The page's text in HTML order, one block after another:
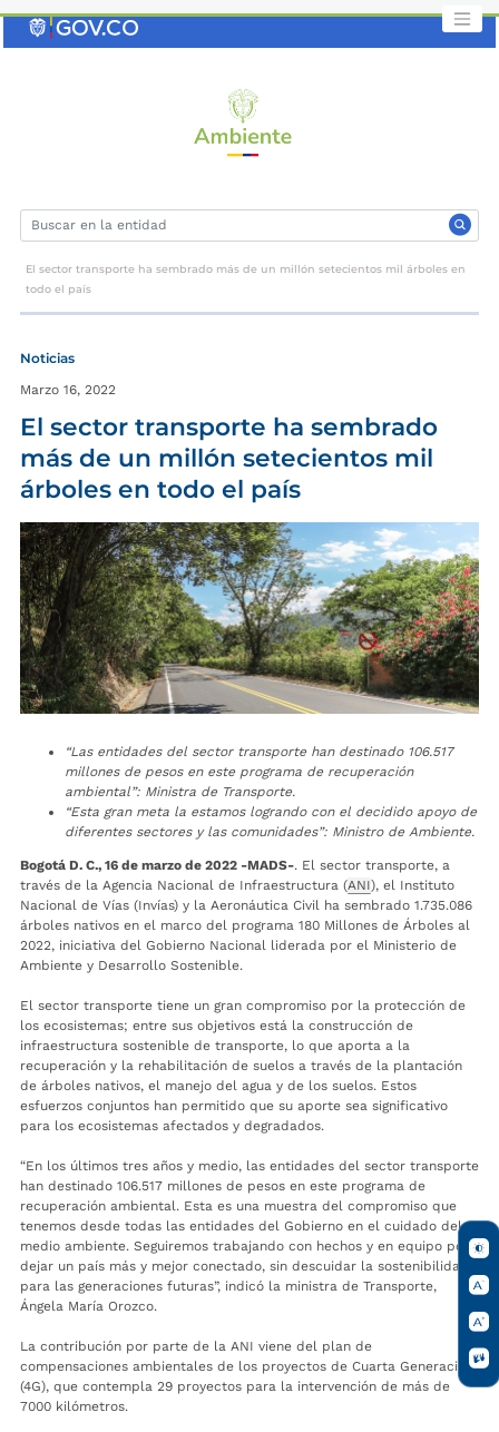
El sector transporte ha sembrado más de un millón setecientos mil árboles en
todo el país
Noticias
Marzo 16, 2022
El sector transporte ha sembrado
más de un millón setecientos mil
árboles en todo el país
“Las entidades del sector transporte han destinado 106.517
millones de pesos en este programa de recuperación
ambiental”: Ministra de Transporte.
“Esta gran meta la estamos logrando con el decidido apoyo de
diferentes sectores y las comunidades”: Ministro de Ambiente.
Bogotá D. C., 16 de marzo de 2022 -MADS-. El sector transporte, a
través de la Agencia Nacional de Infraestructura (ANI), el Instituto
Nacional de Vías (Invías) y la Aeronáutica Civil ha sembrado 1.735.086
árboles nativos en el marco del programa 180 Millones de Árboles al
2022, iniciativa del Gobierno Nacional liderada por el Ministerio de
Ambiente y Desarrollo Sostenible.
El sector transporte tiene un gran compromiso por la protección de
los ecosistemas; entre sus objetivos está la construcción de
infraestructura sostenible de transporte, lo que aporta a la
recuperación y la rehabilitación de suelos a través de la plantación
de árboles nativos, el manejo del agua y de los suelos. Estos
esfuerzos conjuntos han permitido que su aporte sea significativo
para los ecosistemas afectados y degradados.
“En los últimos tres años y medio, las entidades del sector transporte
han destinado 106.517 millones de pesos en este programa de
recuperación ambiental. Esta es una muestra del compromiso que
tenemos desde todas las entidades del Gobierno en el cuidado del
medio ambiente. Seguiremos trabajando con hechos y en equipo por
dejar un país más y mejor conectado, sin descuidar la sostenibilidad
para las generaciones futuras”, indicó la ministra de Transporte,
Ángela María Orozco.
La contribución por parte de la ANI viene del plan de
compensaciones ambientales de los proyectos de Cuarta Generación
(4G), que contempla 29 proyectos para la intervención de más de
7000 kilómetros.